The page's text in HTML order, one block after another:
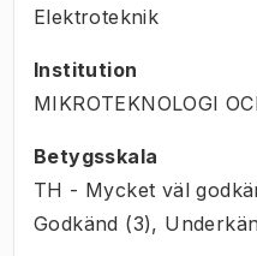
Elektroteknik
Institution
MIKROTEKNOLOGI
Betygsskala
TH - Mycket väl
Godkänd (3),